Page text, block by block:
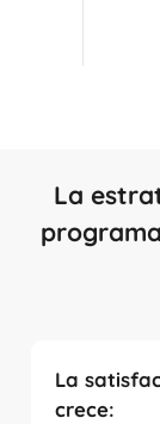
La
La
crece: